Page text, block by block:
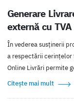
Generare
externă cu
În vederea susținerii
a respectării cerințelor
Online Livrări permite
Citește mai mult